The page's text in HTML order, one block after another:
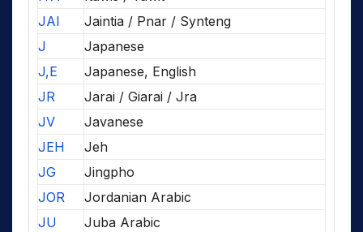
JAI
Jaintia / Pnar / Synteng
J
Japanese
J,E
Japanese, English
JR
Jarai / Giarai / Jra
JV
Javanese
JEH
Jeh
JG
Jingpho
JOR
Jordanian Arabic
JU
Juba Arabic